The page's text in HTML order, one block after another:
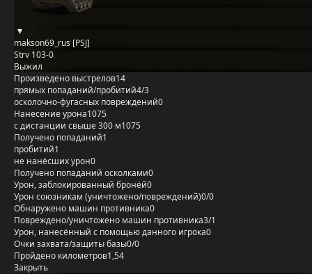
makson69_rus [PSJ]
Strv 103-0
Выжил
Произведено выстрелов14
прямых попаданий/пробитий4/3
осколочно-фугасных повреждений0
Нанесение урона1075
с дистанции свыше 300 м1075
Получено попаданий1
пробитий1
не нанёсших урон0
Получено попаданий осколками0
Урон, заблокированный бронёй0
Урон союзникам (уничтожено/повреждений)0/0
Обнаружено машин противника0
Повреждено/уничтожено машин противника3/1
Урон, нанесённый с помощью данного игрока0
Очки захвата/защиты базы0/0
Пройдено километров1,54
Закрыть